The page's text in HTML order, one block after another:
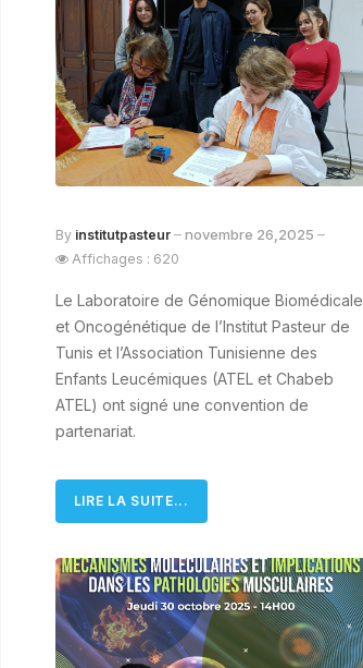
By institutpasteur novembre 26,2025
Affichages : 620
Le Laboratoire de Génomique Biomédicale
et Oncogénétique de l’Institut Pasteur de
Tunis et l’Association Tunisienne des
Enfants Leucémiques (ATEL et Chabeb
ATEL) ont signé une convention de
partenariat.
LIRE LA SUITE...